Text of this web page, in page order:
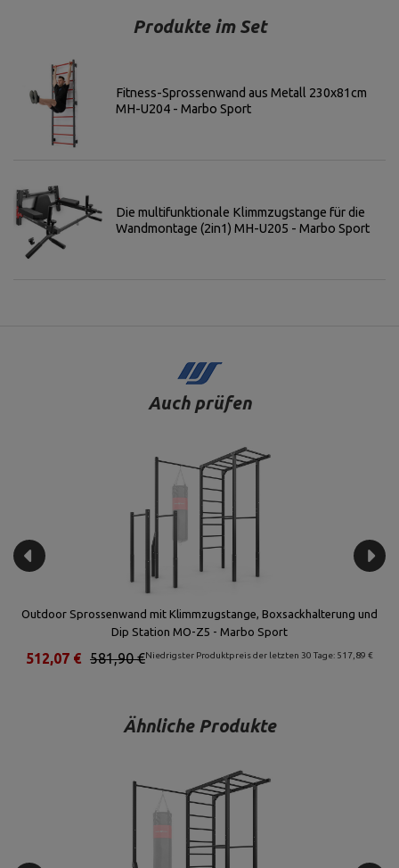
Produkte im Set
Fitness-Sprossenwand aus Metall 230x81cm
MH-U204 - Marbo Sport
Die multifunktionale Klimmzugstange für die
Wandmontage (2in1) MH-U205 - Marbo Sport
Auch prüfen
Outdoor Sprossenwand mit Klimmzugstange, Boxsackhalterung und
Dip Station MO-Z5 - Marbo Sport
Niedrigster Produktpreis der letzten 30 Tage: 517,89 €
581,90 €
512,07 €
Ähnliche Produkte